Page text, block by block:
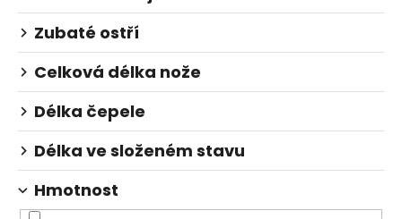
Zubaté ostří
Celková délka nože
Délka čepele
Délka ve složeném stavu
Hmotnost